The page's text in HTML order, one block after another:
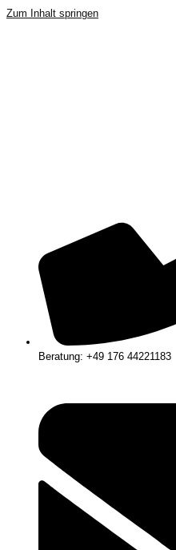
Zum Inhalt springen
Beratung: +49 176 44221183